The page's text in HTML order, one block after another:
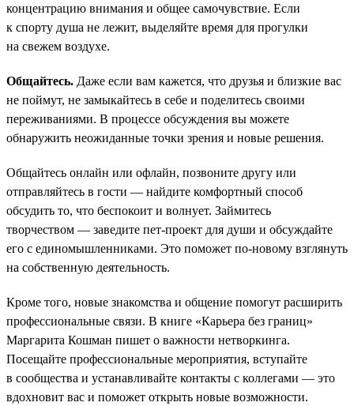
концентрацию внимания и общее самочувствие. Если
к спорту душа не лежит, выделяйте время для прогулки
на свежем воздухе.
Общайтесь. Даже если вам кажется, что друзья и близкие вас
не поймут, не замыкайтесь в себе и поделитесь своими
переживаниями. В процессе обсуждения вы можете
обнаружить неожиданные точки зрения и новые решения.
Общайтесь онлайн или офлайн, позвоните другу или
отправляйтесь в гости — найдите комфортный способ
обсудить то, что беспокоит и волнует. Займитесь
творчеством — заведите пет-проект для души и обсуждайте
его с единомышленниками. Это поможет по-новому взглянуть
на собственную деятельность.
Кроме того, новые знакомства и общение помогут расширить
профессиональные связи. В книге «Карьера без границ»
Маргарита Кошман пишет о важности нетворкинга.
Посещайте профессиональные мероприятия, вступайте
в сообщества и устанавливайте контакты с коллегами — это
вдохновит вас и поможет открыть новые возможности.